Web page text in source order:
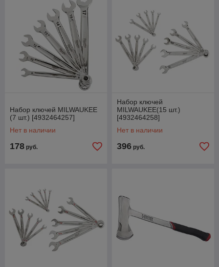
Набор ключей MILWAUKEE
(7 шт.) [4932464257]
Нет в наличии
178 руб.
Набор ключей
MILWAUKEE(15 шт.)
[4932464258]
Нет в наличии
396 руб.